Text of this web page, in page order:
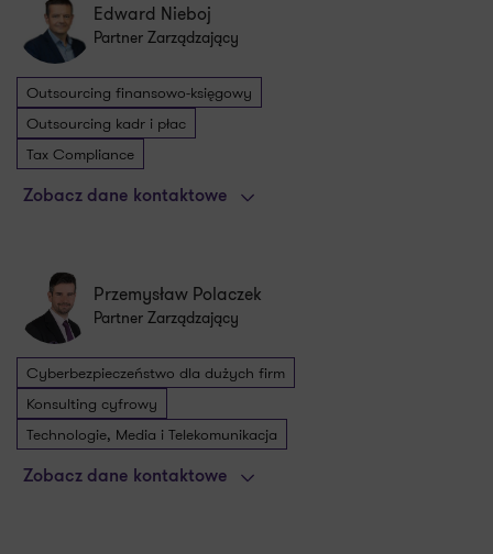
Edward Nieboj
Partner Zarządzający
Outsourcing finansowo-księgowy
Outsourcing kadr i płac
Tax Compliance
Zobacz dane kontaktowe
Przemysław Polaczek
Partner Zarządzający
Cyberbezpieczeństwo dla dużych firm
Konsulting cyfrowy
Technologie, Media i Telekomunikacja
Zobacz dane kontaktowe